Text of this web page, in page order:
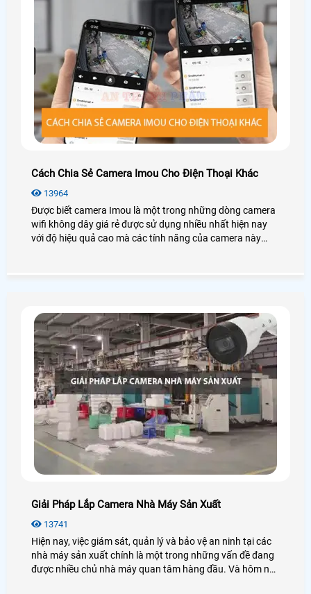
Cách Chia Sẻ Camera Imou Cho Điện Thoại Khác
13964
Được biết camera Imou là một trong những dòng camera
wifi không dây giá rẻ được sử dụng nhiều nhất hiện nay
với độ hiệu quả cao mà các tính năng của camera này
Giải Pháp Lắp Camera Nhà Máy Sản Xuất
13741
Hiện nay, việc giám sát, quản lý và bảo vệ an ninh tại các
nhà máy sản xuất chính là một trong những vấn đề đang
được nhiều chủ nhà máy quan tâm hàng đầu. Và hôm nay